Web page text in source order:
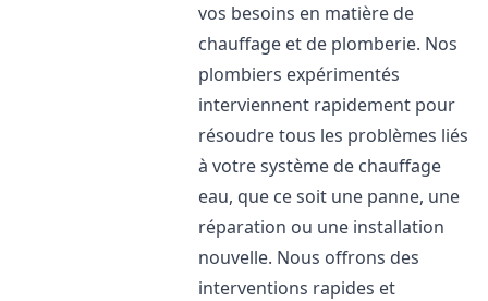
vos besoins en matière de
chauffage et de plomberie. Nos
plombiers expérimentés
interviennent rapidement pour
résoudre tous les problèmes liés
à votre système de chauffage
eau, que ce soit une panne, une
réparation ou une installation
nouvelle. Nous offrons des
interventions rapides et